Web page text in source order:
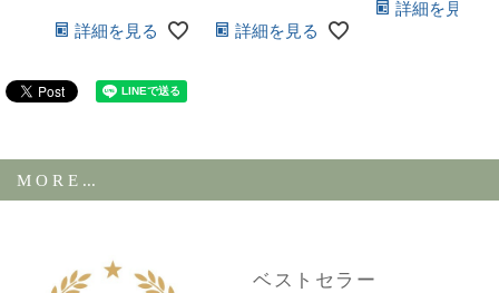
詳細を見る 詳細を見る
詳細を見る
M O R E ...
ベストセラー